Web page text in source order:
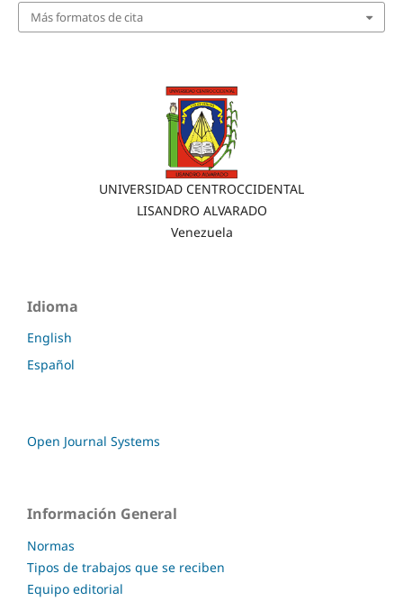
Más formatos de cita
UNIVERSIDAD CENTROCCIDENTAL
LISANDRO ALVARADO
Venezuela
Idioma
English
Español
Open Journal Systems
Información General
Normas
Tipos de trabajos que se reciben
Equipo editorial